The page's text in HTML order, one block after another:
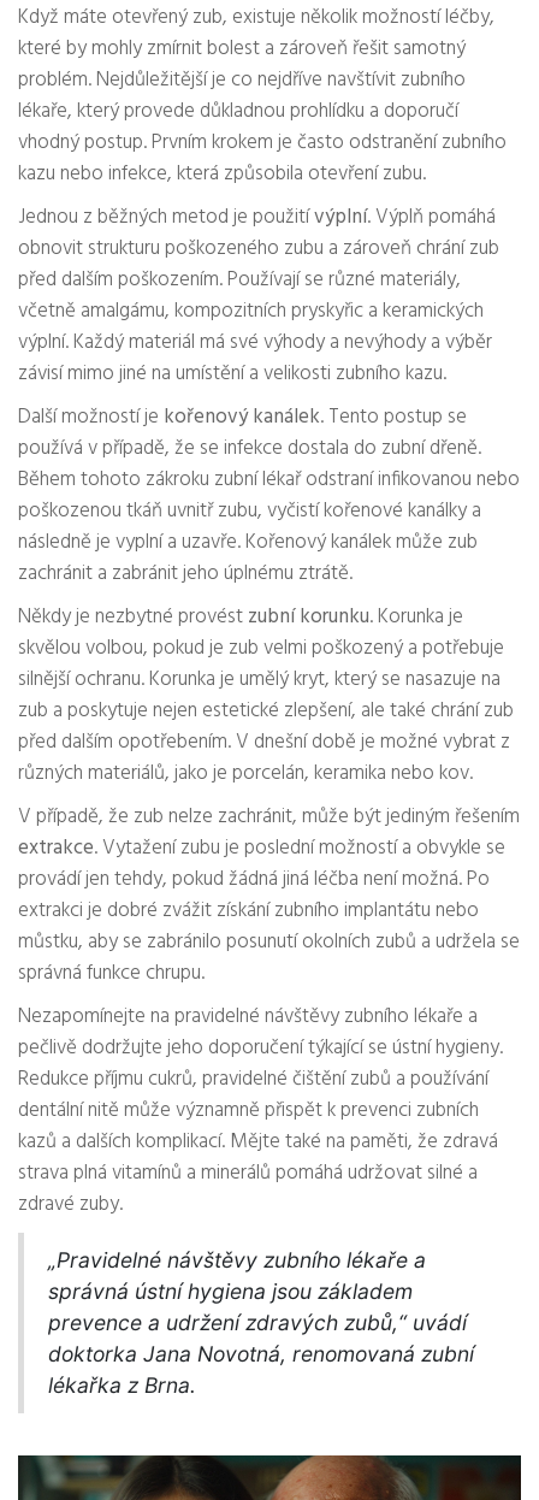
Když máte otevřený zub, existuje několik možností léčby,
které by mohly zmírnit bolest a zároveň řešit samotný
problém. Nejdůležitější je co nejdříve navštívit zubního
lékaře, který provede důkladnou prohlídku a doporučí
vhodný postup. Prvním krokem je často odstranění zubního
kazu nebo infekce, která způsobila otevření zubu.
Jednou z běžných metod je použitívýplní. Výplň pomáhá
obnovit strukturu poškozeného zubu a zároveň chrání zub
před dalším poškozením. Používají se různé materiály,
včetně amalgámu, kompozitních pryskyřic a keramických
výplní. Každý materiál má své výhody a nevýhody a výběr
závisí mimo jiné na umístění a velikosti zubního kazu.
Další možností je kořenový kanálek. Tento postup se
používá v případě, že se infekce dostala do zubní dřeně.
Během tohoto zákroku zubní lékař odstraní infikovanou nebo
poškozenou tkáň uvnitř zubu, vyčistí kořenové kanálky a
následně je vyplní a uzavře. Kořenový kanálek může zub
zachránit a zabránit jeho úplnému ztrátě.
Někdy je nezbytné provéstzubní korunku. Korunka je
skvělou volbou, pokud je zub velmi poškozený a potřebuje
silnější ochranu. Korunka je umělý kryt, který se nasazuje na
zub a poskytuje nejen estetické zlepšení, ale také chrání zub
před dalším opotřebením. V dnešní době je možné vybrat z
různých materiálů, jako je porcelán, keramika nebo kov.
V případě, že zub nelze zachránit, může být jediným řešením
extrakce. Vytažení zubu je poslední možností a obvykle se
provádí jen tehdy, pokud žádná jiná léčba není možná. Po
extrakci je dobré zvážit získání zubního implantátu nebo
můstku, aby se zabránilo posunutí okolních zubů a udržela se
správná funkce chrupu.
Nezapomínejte na pravidelné návštěvy zubního lékaře a
pečlivě dodržujte jeho doporučení týkající se ústní hygieny.
Redukce příjmu cukrů, pravidelné čištění zubů a používání
dentální nitě může významně přispět k prevenci zubních
kazů a dalších komplikací. Mějte také na paměti, že zdravá
strava plná vitamínů a minerálů pomáhá udržovat silné a
zdravé zuby.
„Pravidelné návštěvy zubního lékaře a
správná ústní hygiena jsou základem
prevence a udržení zdravých zubů,“ uvádí
doktorka Jana Novotná, renomovaná zubní
lékařka z Brna.